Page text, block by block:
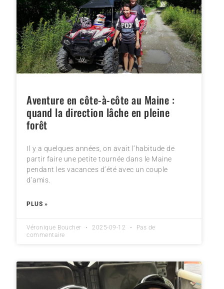
Aventure en côte-à-côte au Maine :
quand la direction lâche en pleine
forêt
Il y a quelques années, on avait l’habitude de
partir faire une petite tournée dans le Maine
pendant les vacances d’été avec un couple
d’amis.
PLUS »
Véronique Boucher 2025-09-12
Pas de
commentaire